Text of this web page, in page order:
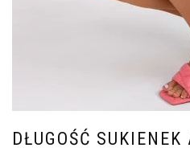
DŁUGOŚĆ